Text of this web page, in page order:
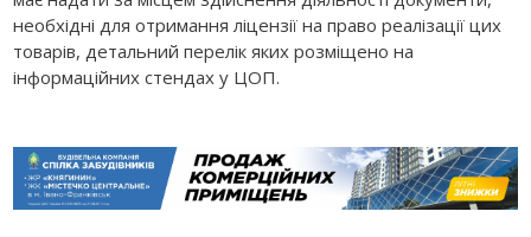
необхідні для отримання ліцензії на право реалізації цих
товарів, детальний перелік яких розміщено на
інформаційних стендах у ЦОП.